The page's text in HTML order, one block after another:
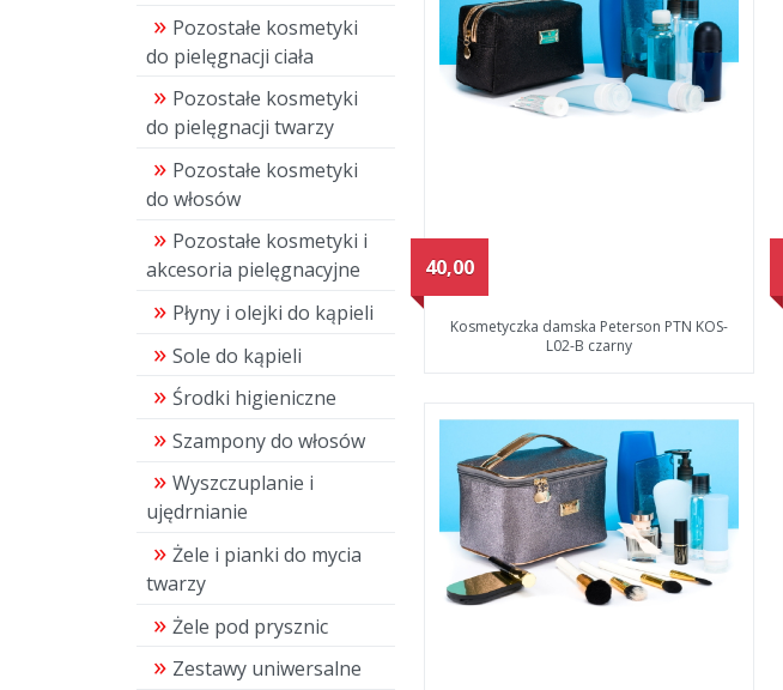
Pozostałe kosmetyki
do pielęgnacji ciała
Pozostałe kosmetyki
do pielęgnacji twarzy
Pozostałe kosmetyki
do włosów
Pozostałe kosmetyki i
akcesoria pielęgnacyjne
Płyny i olejki do kąpieli
Sole do kąpieli
Środki higieniczne
Szampony do włosów
Wyszczuplanie i
ujędrnianie
Żele i pianki do mycia
twarzy
Żele pod prysznic
Zestawy uniwersalne
40,00
Kosmetyczka damska Peterson PTN KOS-
L02-B czarny